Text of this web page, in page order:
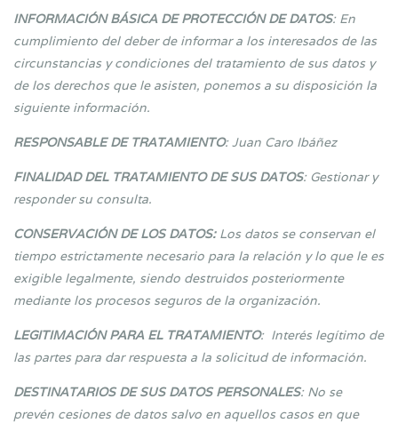
INFORMACIÓN BÁSICA DE PROTECCIÓN DE DATOS: En
cumplimiento del deber de informar a los interesados de las
circunstancias y condiciones del tratamiento de sus datos y
de los derechos que le asisten, ponemos a su disposición la
siguiente información.
RESPONSABLE DE TRATAMIENTO: Juan Caro Ibáñez
FINALIDAD DEL TRATAMIENTO DE SUS DATOS: Gestionar y
responder su consulta.
CONSERVACIÓN DE LOS DATOS: Los datos se conservan el
tiempo estrictamente necesario para la relación y lo que le es
exigible legalmente, siendo destruidos posteriormente
mediante los procesos seguros de la organización.
LEGITIMACIÓN PARA EL TRATAMIENTO: Interés legítimo de
las partes para dar respuesta a la solicitud de información.
DESTINATARIOS DE SUS DATOS PERSONALES: No se
prevén cesiones de datos salvo en aquellos casos en que